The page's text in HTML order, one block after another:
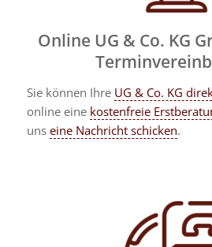
Online UG & Co. KG
Sie können Ihre UG & Co. KG
online eine kostenfreie
uns eine Nachricht schicken.